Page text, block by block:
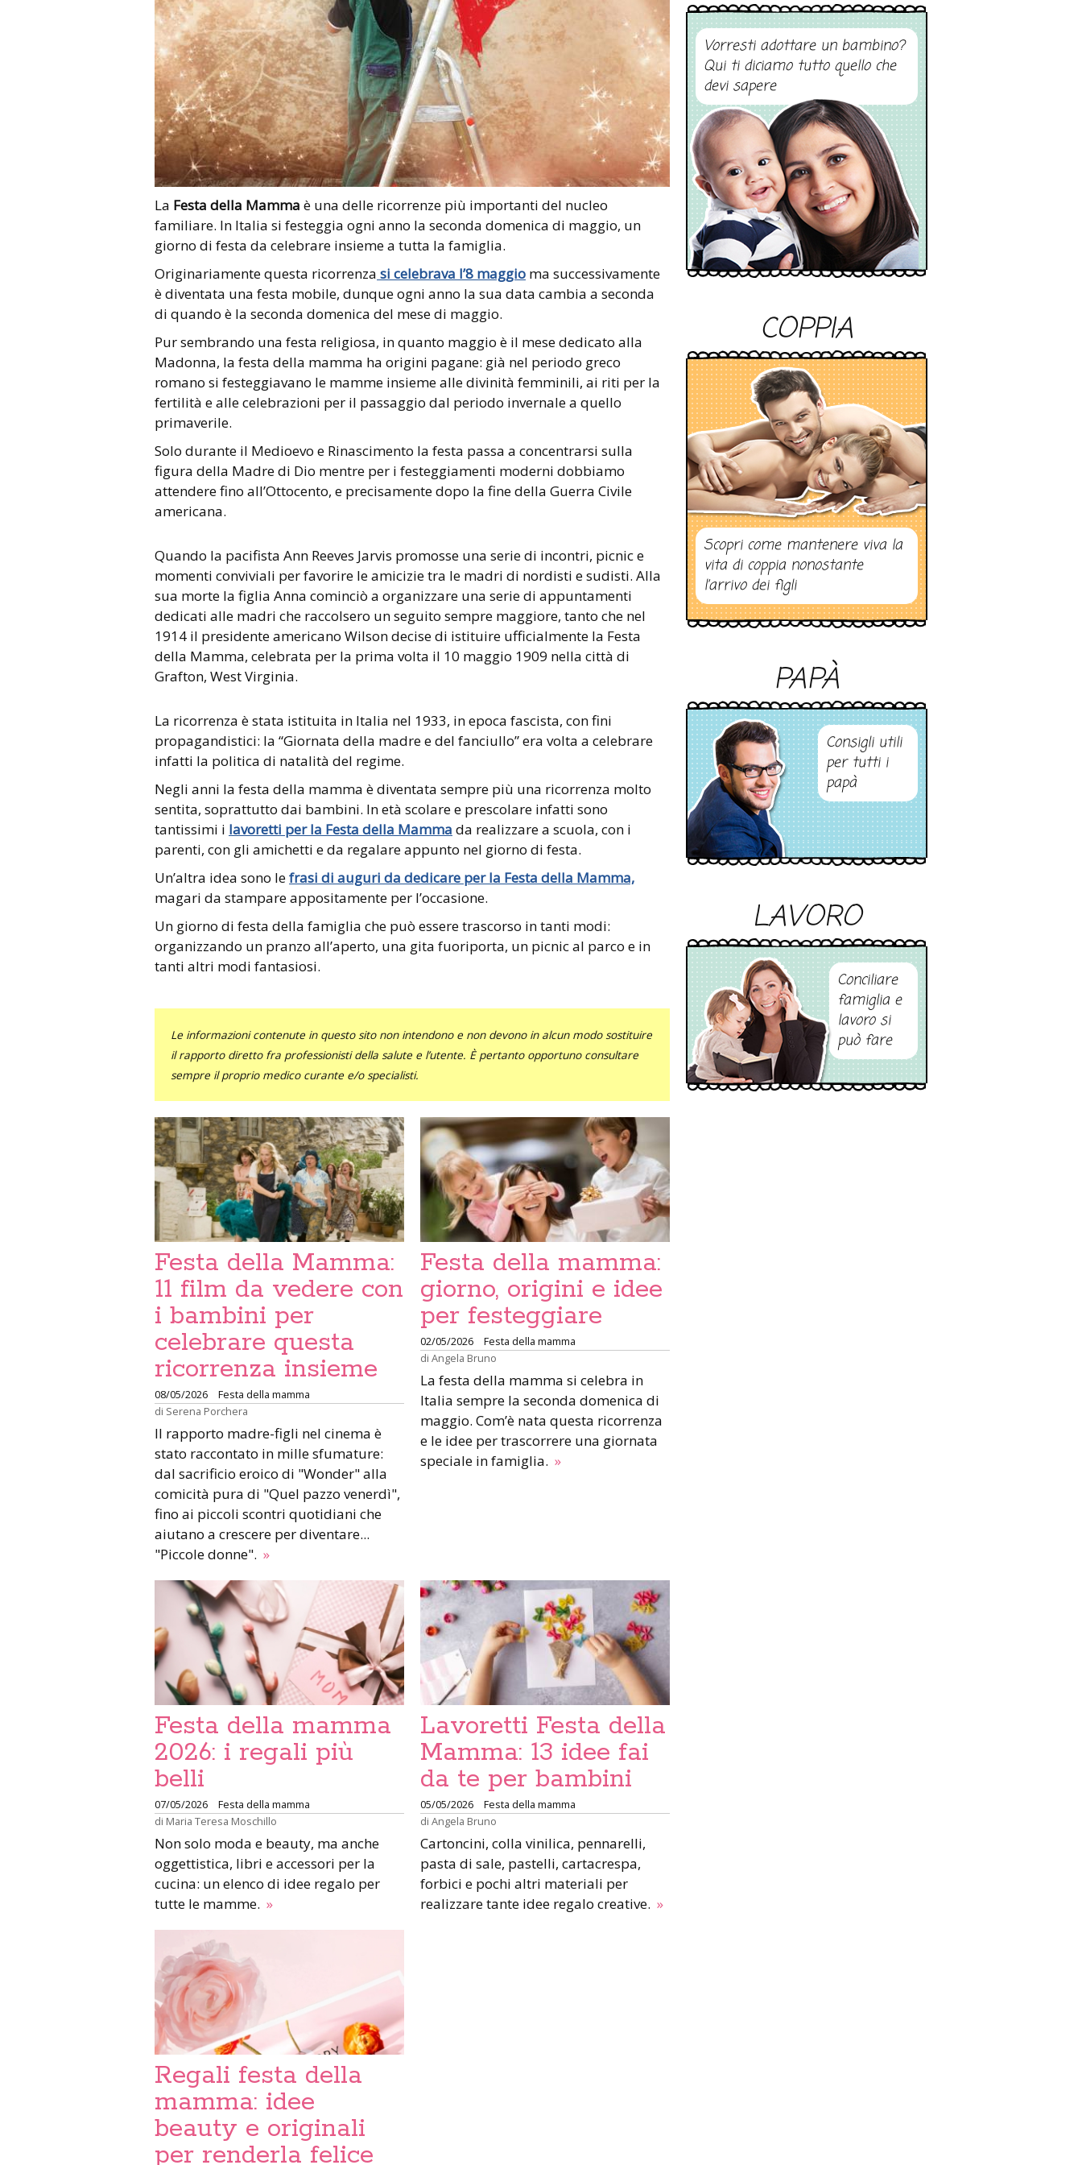
La Festa della Mamma è una delle ricorrenze più importanti del nucleo
familiare. In Italia si festeggia ogni anno la seconda domenica di maggio, un
giorno di festa da celebrare insieme a tutta la famiglia.
Originariamente questa ricorrenza si celebrava l’8 maggio ma successivamente
è diventata una festa mobile, dunque ogni anno la sua data cambia a seconda
di quando è la seconda domenica del mese di maggio.
Pur sembrando una festa religiosa, in quanto maggio è il mese dedicato alla
Madonna, la festa della mamma ha origini pagane: già nel periodo greco
romano si festeggiavano le mamme insieme alle divinità femminili, ai riti per la
fertilità e alle celebrazioni per il passaggio dal periodo invernale a quello
primaverile.
Solo durante il Medioevo e Rinascimento la festa passa a concentrarsi sulla
figura della Madre di Dio mentre per i festeggiamenti moderni dobbiamo
attendere fino all’Ottocento, e precisamente dopo la fine della Guerra Civile
americana.
Quando la pacifista Ann Reeves Jarvis promosse una serie di incontri, picnic e
momenti conviviali per favorire le amicizie tra le madri di nordisti e sudisti. Alla
sua morte la figlia Anna cominciò a organizzare una serie di appuntamenti
dedicati alle madri che raccolsero un seguito sempre maggiore, tanto che nel
1914 il presidente americano Wilson decise di istituire ufficialmente la Festa
della Mamma, celebrata per la prima volta il 10 maggio 1909 nella città di
Grafton, West Virginia.
La ricorrenza è stata istituita in Italia nel 1933, in epoca fascista, con fini
propagandistici: la “Giornata della madre e del fanciullo” era volta a celebrare
infatti la politica di natalità del regime.
Negli anni la festa della mamma è diventata sempre più una ricorrenza molto
sentita, soprattutto dai bambini. In età scolare e prescolare infatti sono
tantissimi i lavoretti per la Festa della Mamma da realizzare a scuola, con i
parenti, con gli amichetti e da regalare appunto nel giorno di festa.
Un’altra idea sono lefrasi di auguri da dedicare per la Festa della Mamma,
magari da stampare appositamente per l’occasione.
Un giorno di festa della famiglia che può essere trascorso in tanti modi:
organizzando un pranzo all’aperto, una gita fuoriporta, un picnic al parco e in
tanti altri modi fantasiosi.
Le informazioni contenute in questo sito non intendono e non devono in alcun modo sostituire
il rapporto diretto fra professionisti della salute e l’utente. È pertanto opportuno consultare
sempre il proprio medico curante e/o specialisti.
Festa della Mamma:
11 film da vedere con
i bambini per
celebrare questa
ricorrenza insieme
08/05/2026
Festa della mamma
di Serena Porchera
Il rapporto madre-figli nel cinema è
stato raccontato in mille sfumature:
dal sacrificio eroico di "Wonder" alla
comicità pura di "Quel pazzo venerdì",
fino ai piccoli scontri quotidiani che
aiutano a crescere per diventare...
"Piccole donne". »
Festa della mamma:
giorno, origini e idee
per festeggiare
02/05/2026
Festa della mamma
di Angela Bruno
La festa della mamma si celebra in
Italia sempre la seconda domenica di
maggio. Com’è nata questa ricorrenza
e le idee per trascorrere una giornata
speciale in famiglia. »
Festa della mamma
2026: i regali più
belli
07/05/2026
Festa della mamma
di Maria Teresa Moschillo
Non solo moda e beauty, ma anche
oggettistica, libri e accessori per la
cucina: un elenco di idee regalo per
tutte le mamme. »
Lavoretti Festa della
Mamma: 13 idee fai
da te per bambini
05/05/2026
Festa della mamma
di Angela Bruno
Cartoncini, colla vinilica, pennarelli,
pasta di sale, pastelli, cartacrespa,
forbici e pochi altri materiali per
realizzare tante idee regalo creative. »
Regali festa della
mamma: idee
beauty e originali
per renderla felice
Vorresti adottare un bambino?
Qui ti diciamo tutto quello che
devi sapere
COPPIA
Scopri come mantenere viva la
vita di coppia nonostante
l’arrivo dei figli
PAPÀ
Consigli utili
per tutti i
papà
LAVORO
Conciliare
famiglia e
lavoro si
può fare